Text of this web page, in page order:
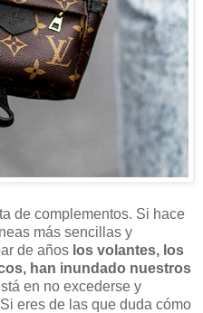
de complementos. Si hace
más sencillas y
de años los volantes, los
han inundado nuestros
en no excederse y
eres de las que duda cómo